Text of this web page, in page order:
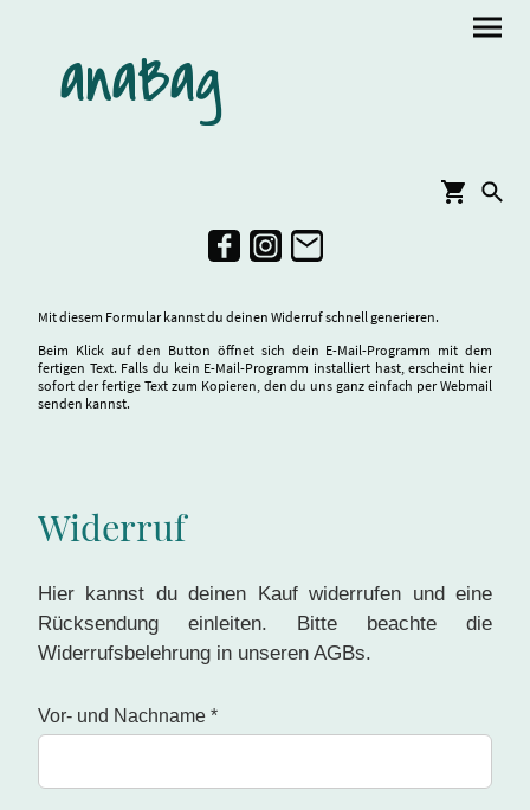
anaBag
Mit diesem Formular kannst du deinen Widerruf schnell generieren.
Beim Klick auf den Button öffnet sich dein E-Mail-Programm mit dem
fertigen Text. Falls du kein E-Mail-Programm installiert hast, erscheint hier
sofort der fertige Text zum Kopieren, den du uns ganz einfach per Webmail
senden kannst.
Widerruf
Hier kannst du deinen Kauf widerrufen und eine
Rücksendung einleiten. Bitte beachte die
Widerrufsbelehrung in unseren AGBs.
Vor- und Nachname *